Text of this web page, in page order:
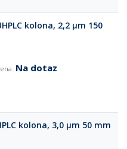
kolona, 2,2 µm 150
Na dotaz
kolona, 3,0 µm 50 mm